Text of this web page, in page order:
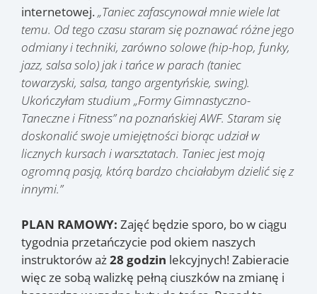
internetowej.„Taniec zafascynował mnie wiele lat
temu. Od tego czasu staram się poznawać różne jego
odmiany i techniki, zarówno solowe (hip-hop, funky,
jazz, salsa solo) jak i tańce w parach (taniec
towarzyski, salsa, tango argentyńskie, swing).
Ukończyłam studium „Formy Gimnastyczno-
Taneczne i Fitness” na poznańskiej AWF. Staram się
doskonalić swoje umiejętności biorąc udział w
licznych kursach i warsztatach. Taniec jest moją
ogromną pasją, którą bardzo chciałabym dzielić się z
innymi.”
PLAN RAMOWY: Zajęć będzie sporo, bo w ciągu
tygodnia przetańczycie pod okiem naszych
instruktorów aż28 godzin lekcyjnych! Zabieracie
więc ze sobą walizkę pełną ciuszków na zmianę i